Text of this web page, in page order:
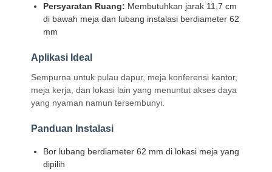
Persyaratan Ruang: Membutuhkan jarak 11,7 cm
di bawah meja dan lubang instalasi berdiameter 62
mm
Aplikasi Ideal
Sempurna untuk pulau dapur, meja konferensi kantor,
meja kerja, dan lokasi lain yang menuntut akses daya
yang nyaman namun tersembunyi.
Panduan Instalasi
Bor lubang berdiameter 62 mm di lokasi meja yang
dipilih